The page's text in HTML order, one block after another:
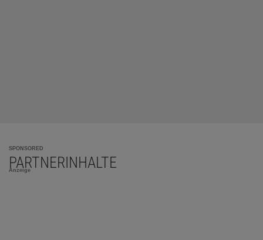
SPONSORED
PARTNERINHALTE
Anzeige